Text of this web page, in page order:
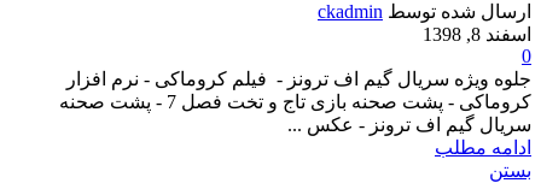
ارسال شده توسط ckadmin
اسفند 8, 1398
0
جلوه ویژه سریال گیم اف ترونز - فیلم کروماکی - نرم افزار
کروماکی - پشت صحنه بازی تاج و تخت فصل 7 - پشت صحنه
سریال گیم اف ترونز - عکس ...
ادامه مطلب
بستن